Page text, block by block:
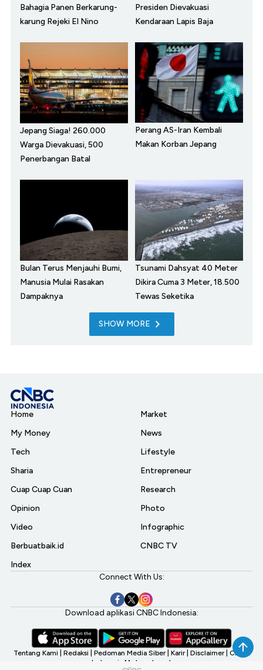
Bahagia Panen Berkarung-
karung Rejeki El Nino
Presiden Dievakuasi
Kendaraan Lapis Baja
Jepang Siaga! 260.000
Warga Dievakuasi, 500
Penerbangan Batal
Perang AS-Iran Kembali
Makan Korban Jepang
Bulan Terus Menjauhi Bumi,
Manusia Mulai Rasakan
Dampaknya
Tsunami Dahsyat 40 Meter
Dikira Cuma 3 Meter, 18.500
Tewas Seketika
SHOW MORE
Home
My Money
Tech
Sharia
Cuap Cuap Cuan
Opinion
Video
Berbuatbaik.id
Index
Market
News
Lifestyle
Entrepreneur
Research
Photo
Infographic
CNBC TV
Connect With Us:
Download aplikasi CNBC Indonesia:
Tentang Kami Redaksi Pedoman Media Siber Karir Disclaimer CNBC
Indonesia My Investment